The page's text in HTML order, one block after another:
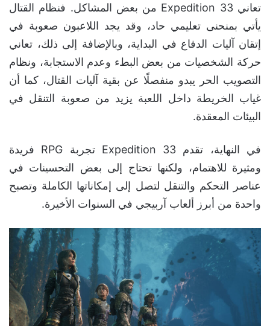
تعاني Expedition 33 من بعض المشاكل. فنظام القتال
يأتي بمنحنى تعليمي حاد، وقد يجد اللاعبون صعوبة في
إتقان آليات الدفاع في البداية، وبالإضافة إلى ذلك، تعاني
حركة الشخصيات من بعض البطء وعدم الاستجابة، ونظام
التصويب الحر يبدو منفصلًا عن بقية آليات القتال، كما أن
غياب الخريطة داخل اللعبة يزيد من صعوبة التنقل في
البيئات المعقدة.
في النهاية، تقدم Expedition 33 تجربة RPG فريدة
ومثيرة للاهتمام، ولكنها تحتاج إلى بعض التحسينات في
عناصر التحكم والتنقل لتصل إلى إمكاناتها الكاملة وتصبح
واحدة من أبرز ألعاب آربيجي في السنوات الأخيرة.